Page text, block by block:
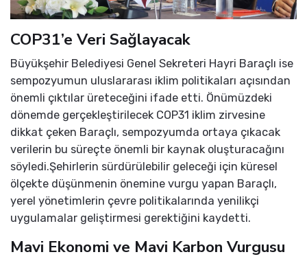
COP31’e Veri Sağlayacak
Büyükşehir Belediyesi Genel Sekreteri Hayri Baraçlı ise
sempozyumun uluslararası iklim politikaları açısından
önemli çıktılar üreteceğini ifade etti. Önümüzdeki
dönemde gerçekleştirilecek COP31 iklim zirvesine
dikkat çeken Baraçlı, sempozyumda ortaya çıkacak
verilerin bu süreçte önemli bir kaynak oluşturacağını
söyledi.Şehirlerin sürdürülebilir geleceği için küresel
ölçekte düşünmenin önemine vurgu yapan Baraçlı,
yerel yönetimlerin çevre politikalarında yenilikçi
uygulamalar geliştirmesi gerektiğini kaydetti.
Mavi Ekonomi ve Mavi Karbon Vurgusu